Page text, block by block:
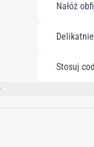
Nałóż
Stosuj
GLYCERIN,
TETRAMETHYL